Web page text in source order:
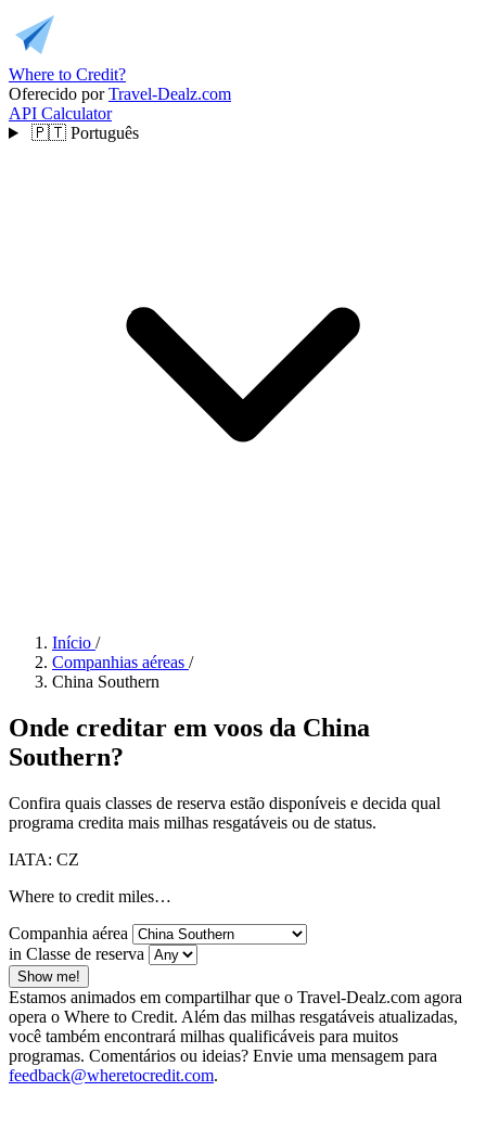
Where to Credit?
Oferecido por Travel-Dealz.com
API Calculator
🇵🇹 Português
Início /
Companhias aéreas /
China Southern
Onde creditar em voos da China
Southern?
Confira quais classes de reserva estão disponíveis e decida qual
programa credita mais milhas resgatáveis ou de status.
IATA: CZ
Where to credit miles…
Companhia aérea
in Classe de reserva
Show me!
Estamos animados em compartilhar que o Travel-Dealz.com agora
opera o Where to Credit. Além das milhas resgatáveis atualizadas,
você também encontrará milhas qualificáveis para muitos
programas. Comentários ou ideias? Envie uma mensagem para
feedback@wheretocredit.com.